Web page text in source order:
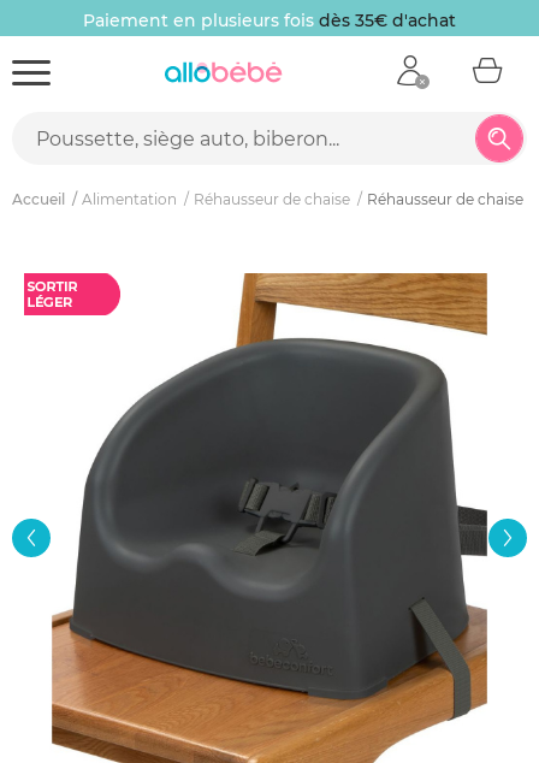
Paiement en plusieurs fois dès 35€ d'achat
Accueil Alimentation Réhausseur de chaise Réhausseur de chaise